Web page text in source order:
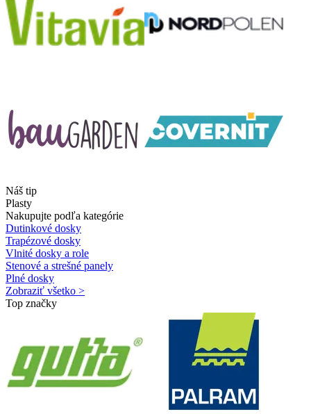
Náš tip
Plasty
Nakupujte podľa kategórie
Dutinkové dosky
Trapézové dosky
Vlnité dosky a role
Stenové a strešné panely
Plné dosky
Zobraziť všetko >
Top značky